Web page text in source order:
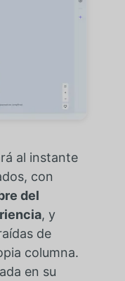
al instante
con
del
, y
de
columna.
en su